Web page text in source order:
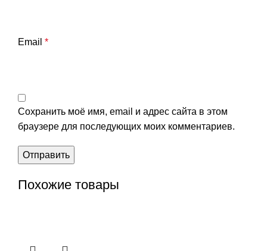
Email *
Сохранить моё имя, email и адрес сайта в этом
браузере для последующих моих комментариев.
Похожие товары